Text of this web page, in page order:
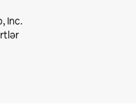
Inc.